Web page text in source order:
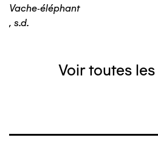
Vache-éléphant
, s.d.
Voir toutes